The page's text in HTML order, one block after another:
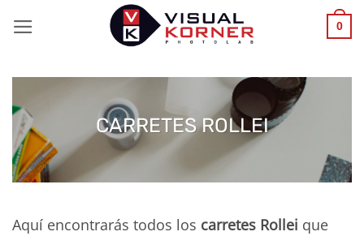
0
CARRETES ROLLEI
Aquí encontrarás todos los carretes Rollei que